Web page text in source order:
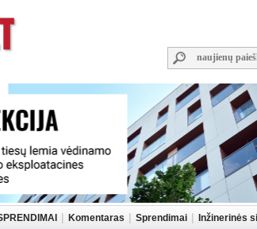
Komentaras Sprendimai
Inžinerinės